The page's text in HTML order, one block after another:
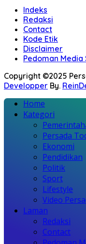
Indeks
Redaksi
Contact
Kode Etik
Disclaimer
Pedoman Media
Copyright ©2025
Developper By.
Home
Kategori
Persada
Ekonomi
Pendidikan
Politik
Sport
Lifestyle
Video
Laman
Redaksi
Contact